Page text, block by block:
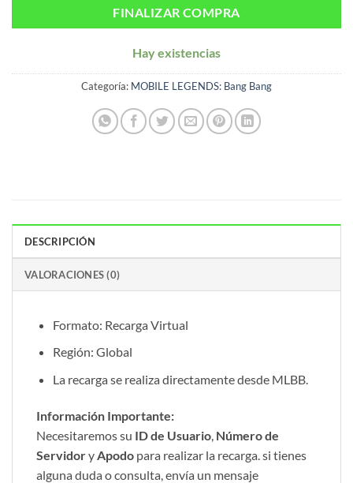
FINALIZAR COMPRA
Hay existencias
Categoría: MOBILE LEGENDS: Bang Bang
DESCRIPCIÓN
VALORACIONES (0)
Formato: Recarga Virtual
Región: Global
La recarga se realiza directamente desde MLBB.
Información Importante:
Necesitaremos su ID de Usuario Número de
Servidory Apodo para realizar la recarga. si tienes
alguna duda o consulta, envía un mensaje